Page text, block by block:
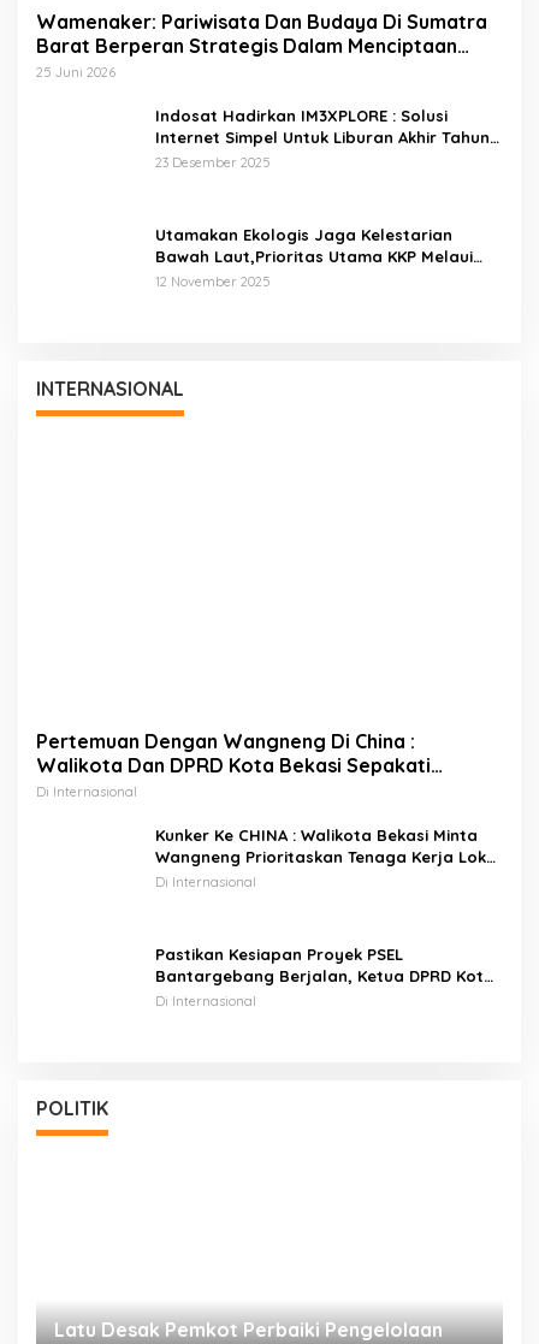
Wamenaker: Pariwisata Dan Budaya Di Sumatra
Barat Berperan Strategis Dalam Menciptaan
Lapangan Kerja
25 Juni 2026
Indosat Hadirkan IM3XPLORE : Solusi
Internet Simpel Untuk Liburan Akhir Tahun
Ke Destinasi Wisata Domestik Dan Trip Luar
23 Desember 2025
Utamakan Ekologis Jaga Kelestarian
Bawah Laut,Prioritas Utama KKP Melaui
Pariwisata Laut Diving Jadi Ekonomi Biru
12 November 2025
INTERNASIONAL
Pertemuan Dengan Wangneng Di China :
Walikota Dan DPRD Kota Bekasi Sepakati
Percepatan Pembangunan PSEL
Di Internasional
Kunker Ke CHINA : Walikota Bekasi Minta
Wangneng Prioritaskan Tenaga Kerja Lokal
Pada Proyek PSEL
Di Internasional
Pastikan Kesiapan Proyek PSEL
Bantargebang Berjalan, Ketua DPRD Kota
Bekasi Dan Rombongan Walikota Bekasi
Di Internasional
POLITIK
Tidak Penuhi Undangan BK DPRD Kota Bekasi